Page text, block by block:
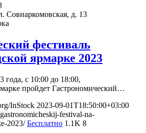
Совнаркомовская, д. 13
фестиваль
ярмарке 2023
года, с 10:00 до 18:00,
пройдет Гастрономический…
InStock 2023-09-01T18:50:00+03:00
festival-na-
2023/ Бесплатно 1.1K 8